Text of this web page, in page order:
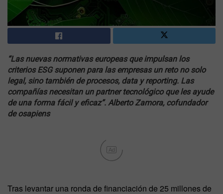
“Las nuevas normativas europeas que impulsan los
criterios ESG suponen para las empresas un reto no solo
legal, sino también de procesos, data y reporting. Las
compañías necesitan un partner tecnológico que les ayude
de una forma fácil y eficaz”. Alberto Zamora, cofundador
de osapiens
Ad
Tras levantar una ronda de financiación de 25 millones de